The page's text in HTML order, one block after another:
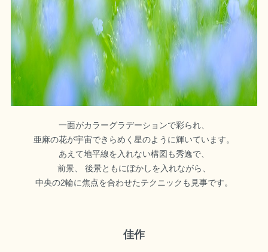
一面がカラーグラデーションで彩られ、
亜麻の花が宇宙できらめく星のように輝いています。
あえて地平線を入れない構図も秀逸で、
前景、 後景ともにぼかしを入れながら、
中央の2輪に焦点を合わせたテクニックも見事です。
佳作